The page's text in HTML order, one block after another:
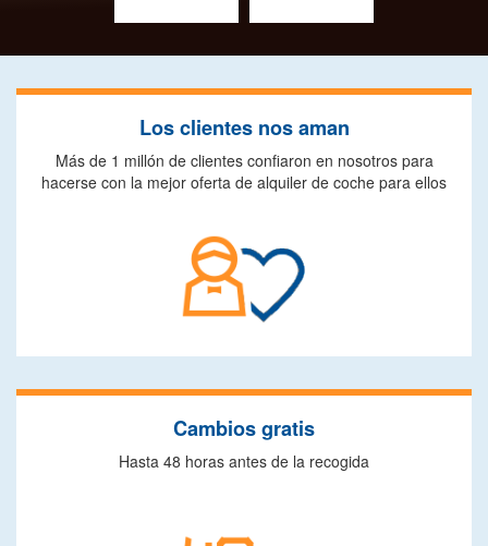
Los clientes nos aman
Más de 1 millón de clientes confiaron en nosotros para
hacerse con la mejor oferta de alquiler de coche para ellos
Cambios gratis
Hasta 48 horas antes de la recogida